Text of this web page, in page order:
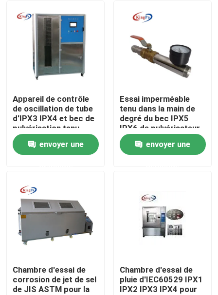
Maison
Produits
Au sujet de nous
Visite d'usine
Contrôle de qualité
Demandez une citation
Équipement de test du CEI
Équipement de test de protection d'entrée
Appareil de contrôle
de oscillation de tube
d'IPX3 IPX4 et bec de
pulvérisation tenu
dans la main d'IPX5
IPX6
envoyer une
Essai imperméable
tenu dans la main de
degré du bec IPX5
IPX6 de pulvérisateur
du CEI 60529
envoyer une
Chambre d'essai de
corrosion de jet de sel
de JIS ASTM pour la
Chambre d'essai de
pluie d'IEC60529 IPX1
IPX2 IPX3 IPX4 pour